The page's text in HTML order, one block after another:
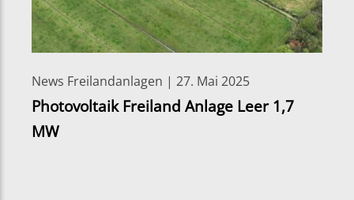
News Freilandanlagen | 27. Mai 2025
Photovoltaik Freiland Anlage Leer 1,7
MW